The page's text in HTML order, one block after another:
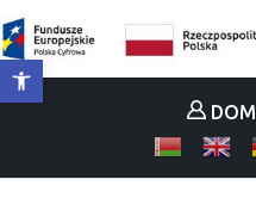
DOM
Otwórz pasek narzędzi